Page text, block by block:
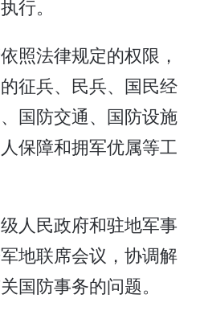
行。
照法律规定的权限，
征兵、民兵、国民经
国防交通、国防设施
保障和拥军优属等工
人民政府和驻地军事
地联席会议，协调解
国防事务的问题。